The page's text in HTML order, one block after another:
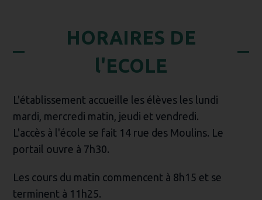
HORAIRES DE
l'ECOLE
L'établissement accueille les élèves les lundi
mardi, mercredi matin, jeudi et vendredi.
L'accès à l'école se fait 14 rue des Moulins. Le
portail ouvre à 7h30.
Les cours du matin commencent à 8h15 et se
terminent à 11h25.